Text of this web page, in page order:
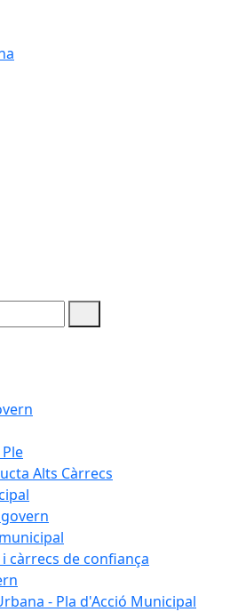
Alts Càrrecs
càrrecs de confiança
- Pla d'Acció Municipal